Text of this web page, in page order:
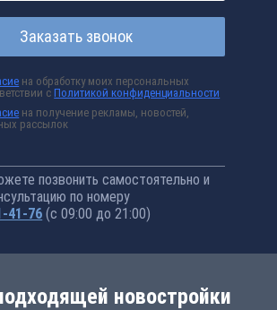
Заказать звонок
на обработку моих персональных
сПолитикой конфиденциальности
на получение рекламы, новостей,
рассылок
позвонить самостоятельно и
по номеру
41-76 (с 09:00 до 21:00)
новостройки